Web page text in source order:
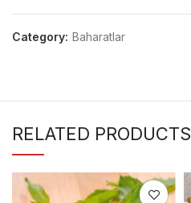
Category: Baharatlar
RELATED PRODUCTS